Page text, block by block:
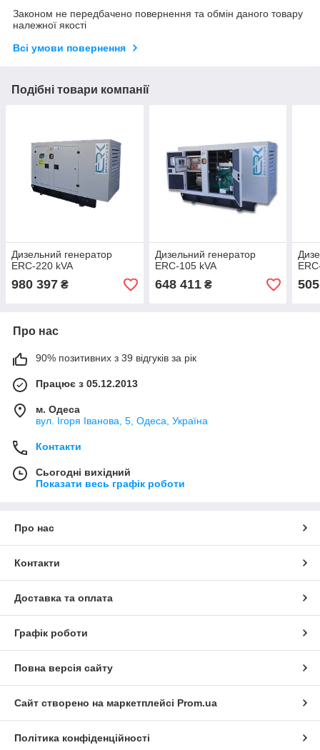
Законом не передбачено повернення та обмін даного товару
належної якості
Всі умови повернення
Подібні товари компанії
Дизельний генератор
ERC-220 kVA
980 397 ₴
Дизельний генератор
ERC-105 kVA
648 411₴
Про нас
90% позитивних з 39 відгуків за рік
Працює з 05.12.2013
м. Одеса
вул. Ігоря Іванова, 5, Одеса, Україна
Контакти
Сьогодні вихідний
Показати весь графік роботи
Про нас
Контакти
Доставка та оплата
Графік роботи
Повна версія сайту
Сайт створено на маркетплейсі Prom.ua
Політика конфіденційності